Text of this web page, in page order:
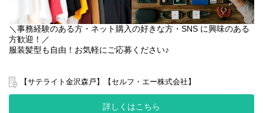
弊社グループのサービス管理責任者の業務内容は他社さんと比べ
て働き安い環境を整え業務負荷を減らす工夫をしております。
・支援費請求は行いません。代理請求を導入していますので利用
記録のチェックのみです。
・個別支援計画、ケース記録を含めた必要な様々な書類は管理シ
・行政への変更届等の提出書類のサポートも会社として行ってい
るので資格はもっているが、正直できるか自信のない方でも安心
して働ける環境が整っています。
＼事務経験のある方・ネット購入の好きな方・SNS に興味のある
方歓迎！／
服装髪型も自由！お気軽にご応募ください♪
務、一般事務業務を行っていただきます！
※試用販売サイト：自社サイト・楽天・Amazon・Yahoo！ショッ
ピング・メルカリ・ヤフオク・ラクマ・Qoo10など
【サテライト金沢森戸】【セルフ・エー株式会社】
詳しくはこちら